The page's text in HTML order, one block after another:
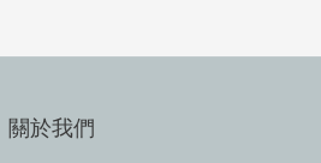
關於我們